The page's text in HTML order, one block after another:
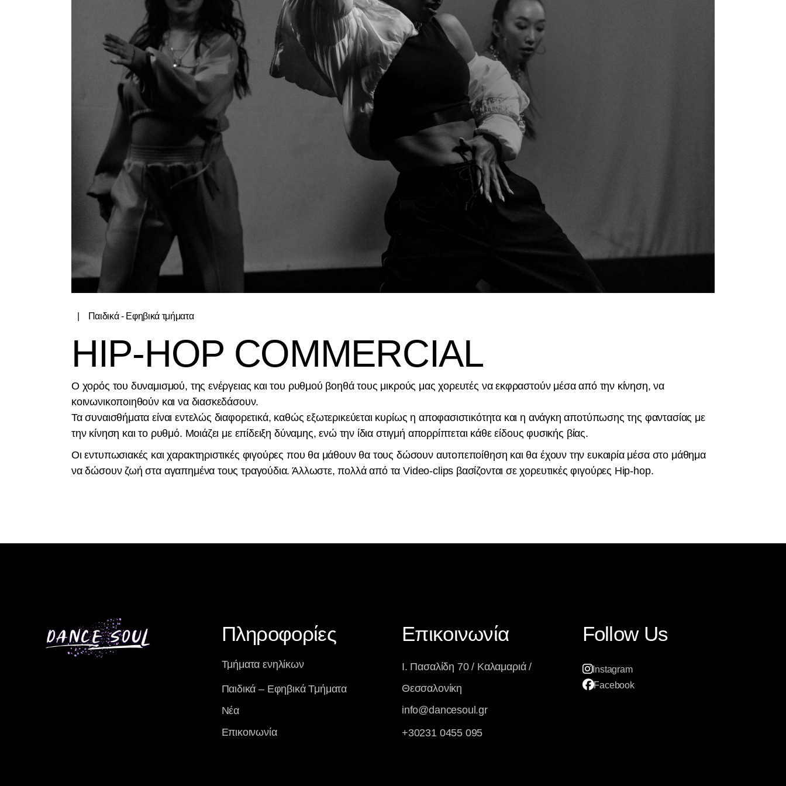
Παιδικά - Εφηβικά τμήματα
HIP-HOP COMMERCIAL
Ο χορός του δυναμισμού, της ενέργειας και του ρυθμού βοηθά τους μικρούς μας χορευτές να εκφραστούν μέσα από την κίνηση, να
κοινωνικοποιηθούν και να διασκεδάσουν.
Τα συναισθήματα είναι εντελώς διαφορετικά, καθώς εξωτερικεύεται κυρίως η αποφασιστικότητα και η ανάγκη αποτύπωσης της φαντασίας με
την κίνηση και το ρυθμό. Μοιάζει με επίδειξη δύναμης, ενώ την ίδια στιγμή απορρίπτεται κάθε είδους φυσικής βίας.
Οι εντυπωσιακές και χαρακτηριστικές φιγούρες που θα μάθουν θα τους δώσουν αυτοπεποίθηση και θα έχουν την ευκαιρία μέσα στο μάθημα
να δώσουν ζωή στα αγαπημένα τους τραγούδια. Άλλωστε, πολλά από τα Video-clips βασίζονται σε χορευτικές φιγούρες Hip-hop.
Πληροφορίες
Τμήματα ενηλίκων
Παιδικά – Εφηβικά Τμήματα
Νέα
Επικοινωνία
Επικοινωνία
Ι. Πασαλίδη 70 / Καλαμαριά /
Θεσσαλονίκη
info@dancesoul.gr
+30231 0455 095
Follow Us
Instagram
Facebook